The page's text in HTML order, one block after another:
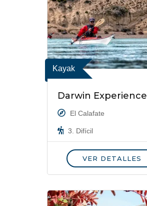
Kayak
Darwin Experience
El Calafate
3. Difícil
VER DETALLES